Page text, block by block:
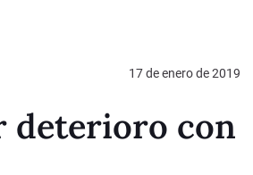
17 de enero de 2019
deterioro con